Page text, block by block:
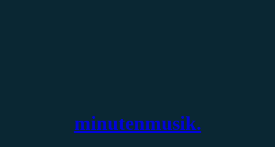
minutenmusik.